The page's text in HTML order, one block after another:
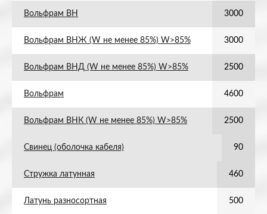
Вольфрам ВН 3000
Вольфрам ВНЖ (W не менее 85%) W>85% 3000
Вольфрам ВНД (W не менее 85%) W>85% 2500
Вольфрам 4600
Вольфрам ВНК (W не менее 85%) W>85% 2500
Свинец (оболочка кабеля) 90
Стружка латунная 460
Латунь разносортная 500